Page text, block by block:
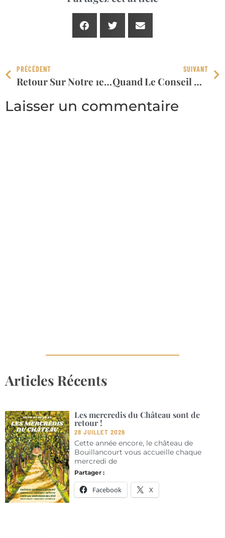
PRÉCÉDENT
Retour Sur Notre 1er Séminaire – Octobre 2022
SUIVANT
Quand Le Conseil Départemental De La Somme Raconte L’histoire Du Château
Laisser un commentaire
Articles Récents
Les mercredis du Château sont de
retour !
28 JUILLET 2026
Cette année encore, le château de
Bouillancourt vous accueille chaque
mercredi de
Partager :
Facebook X